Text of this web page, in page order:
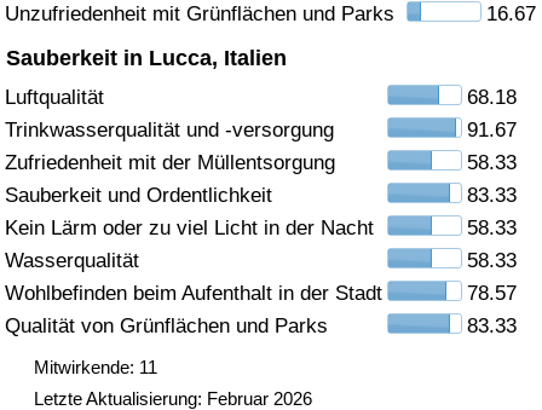
Unzufriedenheit mit Grünflächen und Parks
16.67
Sauberkeit in Lucca, Italien
Luftqualität
68.18
Trinkwasserqualität und -versorgung
91.67
Zufriedenheit mit der Müllentsorgung
58.33
Sauberkeit und Ordentlichkeit
83.33
Kein Lärm oder zu viel Licht in der Nacht
58.33
Wasserqualität
58.33
Wohlbefinden beim Aufenthalt in der Stadt
78.57
Qualität von Grünflächen und Parks
83.33
Mitwirkende: 11
Letzte Aktualisierung: Februar 2026
Gesundheitsversorgungs-Index nach Land
Umweltverschmutzung
Umweltverschmutzungs-Index (aktuell)
Verschmutzungsindex
Verkehr